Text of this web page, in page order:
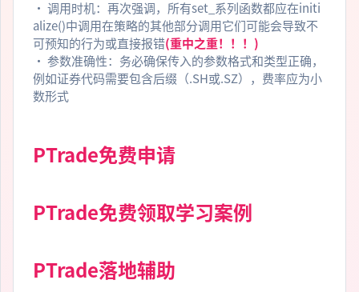
• 调用时机：再次强调，所有set_系列函数都应在initi
alize()中调用在策略的其他部分调用它们可能会导致不
可预知的行为或直接报错(重中之重！！！)
• 参数准确性：务必确保传入的参数格式和类型正确，
例如证券代码需要包含后缀（.SH或.SZ），费率应为小
数形式
PTrade免费申请
PTrade免费领取学习案例
PTrade落地辅助